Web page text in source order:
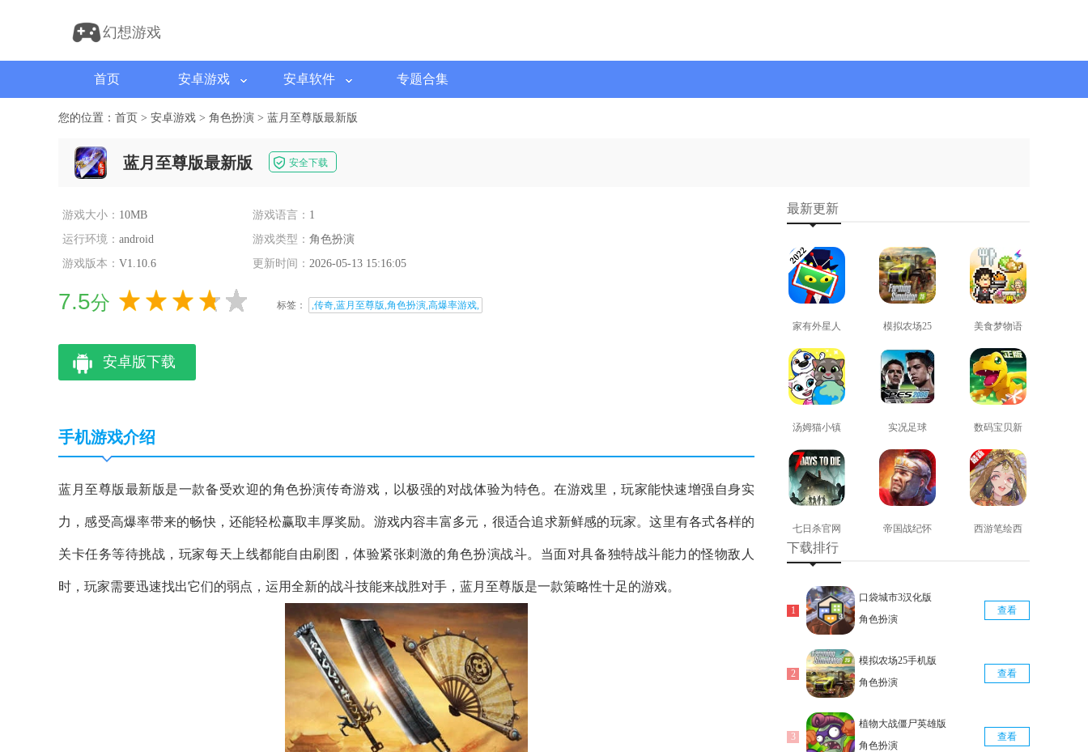
幻想游戏
首页 安卓游戏 安卓软件 专题合集
您的位置： 首页 > 安卓游戏 > 角色扮演 > 蓝月至尊版最新版
蓝月至尊版最新版 安全下载
游戏大小： 10MB 游戏语言： 1
运行环境： android 游戏类型： 角色扮演
游戏版本： V1.10.6 更新时间： 2026-05-13 15:16:05
7.5分 标签： ,传奇,蓝月至尊版,角色扮演,高爆率游戏,
安卓版下载
手机游戏介绍
蓝月至尊版最新版是一款备受欢迎的角色扮演传奇游戏，以极强的对战体验为特色。在游戏里，玩家能快速增强自身实
力，感受高爆率带来的畅快，还能轻松赢取丰厚奖励。游戏内容丰富多元，很适合追求新鲜感的玩家。这里有各式各样的
关卡任务等待挑战，玩家每天上线都能自由刷图，体验紧张刺激的角色扮演战斗。当面对具备独特战斗能力的怪物敌人
时，玩家需要迅速找出它们的弱点，运用全新的战斗技能来战胜对手，蓝月至尊版是一款策略性十足的游戏。
最新更新
家有外星人
免费版
查看
模拟农场25
免费版
查看
美食梦物语
正版
查看
汤姆猫小镇
免费版
查看
实况足球
2008安卓版
查看
数码宝贝新
世纪免费版
查看
七日杀官网
版
查看
帝国战纪怀
西游笔绘西
下载排行
口袋城市3汉化版
角色扮演
查看
模拟农场25手机版
角色扮演
查看
植物大战僵尸英雄版
角色扮演
查看